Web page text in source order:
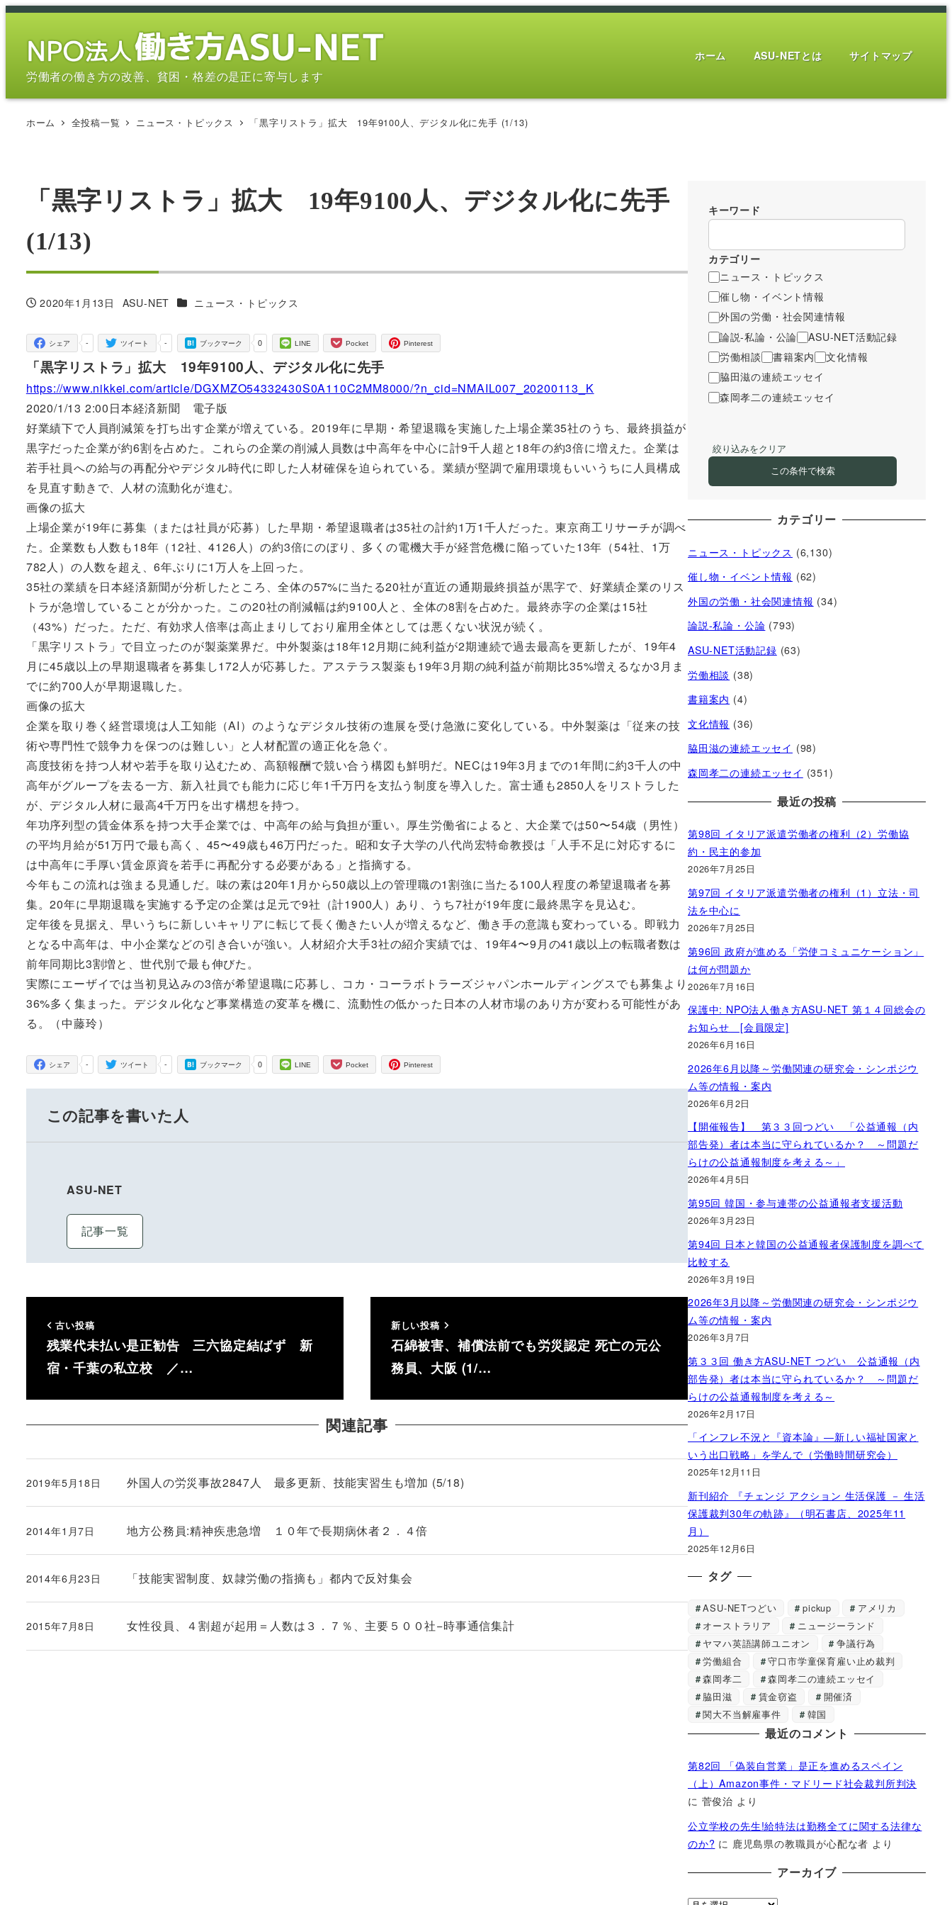
メ
労働者の働き方の改善、貧困・格差の是正に寄与します
ホーム ASU-NETとは サイトマップ
ホーム 全投稿一覧 ニュース・トピックス 「黒字リストラ」拡大 19年9100人、デジタル化に先手 (1/13)
「黒字リストラ」拡大 19年9100人、デジタル化に先手
(1/13)
投稿日
2020年1月13日
著
ASU-NET カテゴリー
ニュース・トピックス
-
シェア -
ツイート 0
ブックマーク LINE Pocket Pinterest
「黒字リストラ」拡大 19年9100人、デジタル化に先手
https://www.nikkei.com/article/DGXMZO54332430S0A110C2MM8000/?n_cid=NMAIL007_20200113_K
2020/1/13 2:00日本経済新聞 電子版
好業績下で人員削減策を打ち出す企業が増えている。2019年に早期・希望退職を実施した上場企業35社のうち、最終損益が
黒字だった企業が約6割を占めた。これらの企業の削減人員数は中高年を中心に計9千人超と18年の約3倍に増えた。企業は
若手社員への給与の再配分やデジタル時代に即した人材確保を迫られている。業績が堅調で雇用環境もいいうちに人員構成
を見直す動きで、人材の流動化が進む。
画像の拡大
上場企業が19年に募集（または社員が応募）した早期・希望退職者は35社の計約1万1千人だった。東京商工リサーチが調べ
た。企業数も人数も18年（12社、4126人）の約3倍にのぼり、多くの電機大手が経営危機に陥っていた13年（54社、1万
782人）の人数を超え、6年ぶりに1万人を上回った。
35社の業績を日本経済新聞が分析したところ、全体の57%に当たる20社が直近の通期最終損益が黒字で、好業績企業のリス
トラが急増していることが分かった。この20社の削減幅は約9100人と、全体の8割を占めた。最終赤字の企業は15社
（43%）だった。ただ、有効求人倍率は高止まりしており雇用全体としては悪くない状況が続く。
「黒字リストラ」で目立ったのが製薬業界だ。中外製薬は18年12月期に純利益が2期連続で過去最高を更新したが、19年4
月に45歳以上の早期退職者を募集し172人が応募した。アステラス製薬も19年3月期の純利益が前期比35%増えるなか3月ま
でに約700人が早期退職した。
画像の拡大
企業を取り巻く経営環境は人工知能（AI）のようなデジタル技術の進展を受け急激に変化している。中外製薬は「従来の技
術や専門性で競争力を保つのは難しい」と人材配置の適正化を急ぐ。
高度技術を持つ人材や若手を取り込むため、高額報酬で競い合う構図も鮮明だ。NECは19年3月までの1年間に約3千人の中
高年がグループを去る一方、新入社員でも能力に応じ年1千万円を支払う制度を導入した。富士通も2850人をリストラした
が、デジタル人材に最高4千万円を出す構想を持つ。
年功序列型の賃金体系を持つ大手企業では、中高年の給与負担が重い。厚生労働省によると、大企業では50〜54歳（男性）
の平均月給が51万円で最も高く、45〜49歳も46万円だった。昭和女子大学の八代尚宏特命教授は「人手不足に対応するに
は中高年に手厚い賃金原資を若手に再配分する必要がある」と指摘する。
今年もこの流れは強まる見通しだ。味の素は20年1月から50歳以上の管理職の1割強に当たる100人程度の希望退職者を募
集。20年に早期退職を実施する予定の企業は足元で9社（計1900人）あり、うち7社が19年度に最終黒字を見込む。
定年後を見据え、早いうちに新しいキャリアに転じて長く働きたい人が増えるなど、働き手の意識も変わっている。即戦力
となる中高年は、中小企業などの引き合いが強い。人材紹介大手3社の紹介実績では、19年4〜9月の41歳以上の転職者数は
前年同期比3割増と、世代別で最も伸びた。
実際にエーザイでは当初見込みの3倍が希望退職に応募し、コカ・コーラボトラーズジャパンホールディングスでも募集より
36%多く集まった。デジタル化など事業構造の変革を機に、流動性の低かった日本の人材市場のあり方が変わる可能性があ
る。（中藤玲）
-
シェア -
ツイート 0
ブックマーク LINE Pocket Pinterest
この記事を書いた人
ASU-NET
記事一覧
古い投稿
残業代未払い是正勧告 三六協定結ばず 新
宿・千葉の私立校 ／…
新しい投稿
石綿被害、補償法前でも労災認定 死亡の元公
務員、大阪 (1/…
関連記事
外国人の労災事故2847人 最多更新、技能実習生も増加 (5/18)
投稿日
2019年5月18日
地方公務員:精神疾患急増 １０年で長期病休者２．４倍
投稿日
2014年1月7日
「技能実習制度、奴隷労働の指摘も」都内で反対集会
投稿日
2014年6月23日
女性役員、４割超が起用＝人数は３．７％、主要５００社−時事通信集計
投稿日
2015年7月8日
キーワード
カテゴリー
ニュース・トピックス
催し物・イベント情報
外国の労働・社会関連情報
論説-私論・公論
ASU-NET活動記録
労働相談
書籍案内
文化情報
脇田滋の連続エッセイ
森岡孝二の連続エッセイ
絞り込みをクリア
この条件で検索
カテゴリー
ニュース・トピックス (6,130)
催し物・イベント情報 (62)
外国の労働・社会関連情報 (34)
論説-私論・公論 (793)
ASU-NET活動記録 (63)
労働相談 (38)
書籍案内 (4)
文化情報 (36)
脇田滋の連続エッセイ (98)
森岡孝二の連続エッセイ (351)
最近の投稿
第98回 イタリア派遣労働者の権利（2）労働協
約・民主的参加
2026年7月25日
第97回 イタリア派遣労働者の権利（1）立法・司
法を中心に
2026年7月25日
第96回 政府が進める「労使コミュニケーション」
は何が問題か
2026年7月16日
保護中: NPO法人働き方ASU-NET 第１４回総会の
お知らせ [会員限定]
2026年6月16日
2026年6月以降～労働関連の研究会・シンポジウ
ム等の情報・案内
2026年6月2日
【開催報告】 第３３回つどい 「公益通報（内
部告発）者は本当に守られているか？ ～問題だ
らけの公益通報制度を考える～」
2026年4月5日
第95回 韓国・参与連帯の公益通報者支援活動
2026年3月23日
第94回 日本と韓国の公益通報者保護制度を調べて
比較する
2026年3月19日
2026年3月以降～労働関連の研究会・シンポジウ
ム等の情報・案内
2026年3月7日
第３３回 働き方ASU-NET つどい 公益通報（内
部告発）者は本当に守られているか？ ～問題だ
らけの公益通報制度を考える～
2026年2月17日
「インフレ不況と『資本論』―新しい福祉国家と
いう出口戦略」を学んで（労働時間研究会）
2025年12月11日
新刊紹介 『チェンジ アクション 生活保護 － 生活
保護裁判30年の軌跡』（明石書店、2025年11
月）
2025年12月6日
タグ
ASU-NETつどい pickup
アメリカ
オーストラリア
ニュージーランド
ヤマハ英語講師ユニオン
争議行為
労働組合
守口市学童保育雇い止め裁判
森岡孝二
森岡孝二の連続エッセイ
脇田滋
賃金窃盗
開催済
関大不当解雇事件
韓国
最近のコメント
第82回 「偽装自営業」是正を進めるスペイン
（上）Amazon事件・マドリード社会裁判所判決
に 菅俊治 より
公立学校の先生!給特法は勤務全てに関する法律な
のか? に 鹿児島県の教職員が心配な者 より
アーカイブ